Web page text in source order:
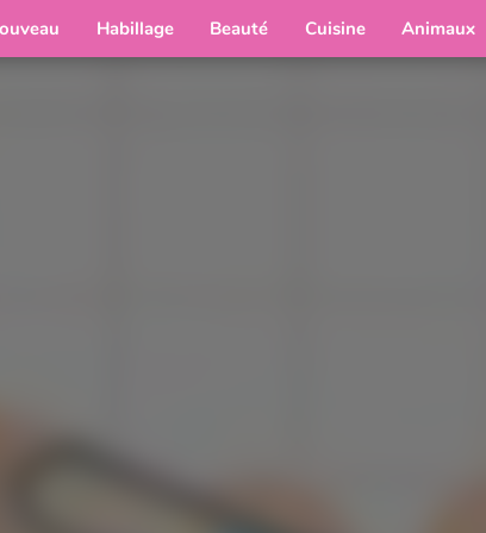
Habillage Beauté Cuisine Animaux